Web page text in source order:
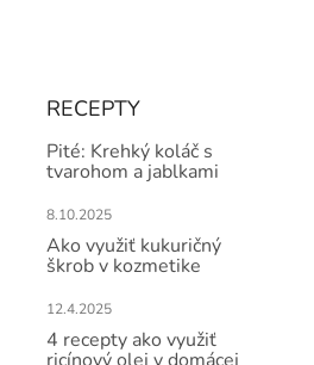
RECEPTY
Pité: Krehký koláč s
tvarohom a jablkami
8.10.2025
Ako využiť kukuričný
škrob v kozmetike
12.4.2025
4 recepty ako využiť